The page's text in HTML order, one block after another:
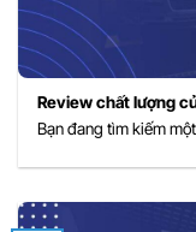
Review chất lượng
Bạn đang tìm kiếm